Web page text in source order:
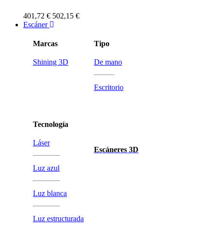
401,72 € 502,15 €
Escáner
Marcas
Shining 3D
Tecnología
Láser
Luz azul
Luz blanca
Luz estructurada
Tipo
De mano
Escritorio
Escáneres 3D